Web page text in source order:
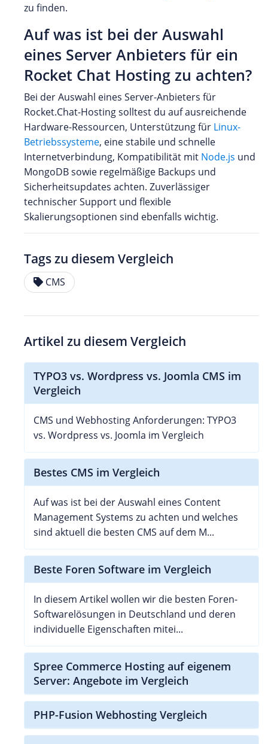
zu finden.
Auf was ist bei der Auswahl
eines Server Anbieters für ein
Rocket Chat Hosting zu achten?
Bei der Auswahl eines Server-Anbieters für
Rocket.Chat-Hosting solltest du auf ausreichende
Hardware-Ressourcen, Unterstützung für Linux-
Betriebssysteme, eine stabile und schnelle
Internetverbindung, Kompatibilität mit Node.js und
MongoDB sowie regelmäßige Backups und
Sicherheitsupdates achten. Zuverlässiger
technischer Support und flexible
Skalierungsoptionen sind ebenfalls wichtig.
Tags zu diesem Vergleich
CMS
Artikel zu diesem Vergleich
TYPO3 vs. Wordpress vs. Joomla CMS im
Vergleich
CMS und Webhosting Anforderungen: TYPO3
vs. Wordpress vs. Joomla im Vergleich
Bestes CMS im Vergleich
Auf was ist bei der Auswahl eines Content
Management Systems zu achten und welches
sind aktuell die besten CMS auf dem M...
Beste Foren Software im Vergleich
In diesem Artikel wollen wir die besten Foren-
Softwarelösungen in Deutschland und deren
individuelle Eigenschaften mitei...
Spree Commerce Hosting auf eigenem
Server: Angebote im Vergleich
PHP-Fusion Webhosting Vergleich